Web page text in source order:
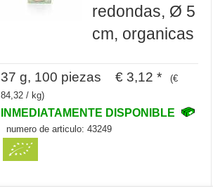
redondas, Ø 5
cm, organicas
37 g, 100 piezas € 3,12 *
(€
84,32 / kg)
INMEDIATAMENTE DISPONIBLE
numero de articulo: 43249